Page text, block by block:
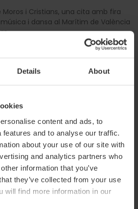
Details About
content and ads, to
and to analyse our traffic.
about your use of our site with
and analytics partners who
information that you’ve
they’ve collected from your use
will find more information in our
Moros i Cristians, una cita amb fira
i dansa al Marítim de València